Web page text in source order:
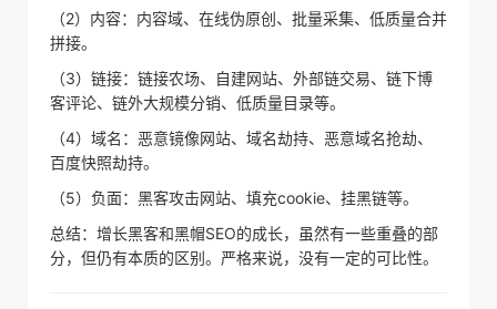
（2）内容：内容域、在线伪原创、批量采集、低质量合并
拼接。
（3）链接：链接农场、自建网站、外部链交易、链下博
客评论、链外大规模分销、低质量目录等。
（4）域名：恶意镜像网站、域名劫持、恶意域名抢劫、
百度快照劫持。
（5）负面：黑客攻击网站、填充cookie、挂黑链等。
总结：增长黑客和黑帽SEO的成长，虽然有一些重叠的部
分，但仍有本质的区别。严格来说，没有一定的可比性。